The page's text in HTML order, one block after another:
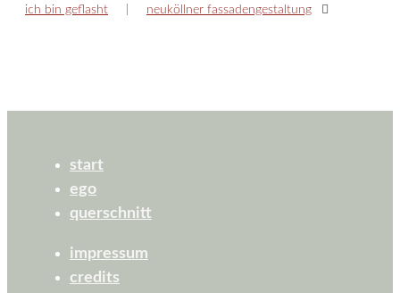
ich bin geflasht neuköllner fassadengestaltung
start
ego
querschnitt
impressum
credits